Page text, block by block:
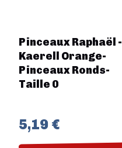
Pinceaux Raphaël -
Kaerell Orange-
Pinceaux Ronds-
Taille 0
5,19 €